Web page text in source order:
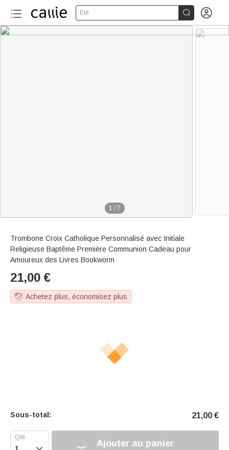
Été  
1 / 7
Trombone Croix Catholique Personnalisé avec Initiale
Religieuse Baptême Première Communion Cadeau pour
Amoureux des Livres Bookworm
21,00 €
Achetez plus, économisez plus
Sous-total: 21,00 €
 Ajouter au panier